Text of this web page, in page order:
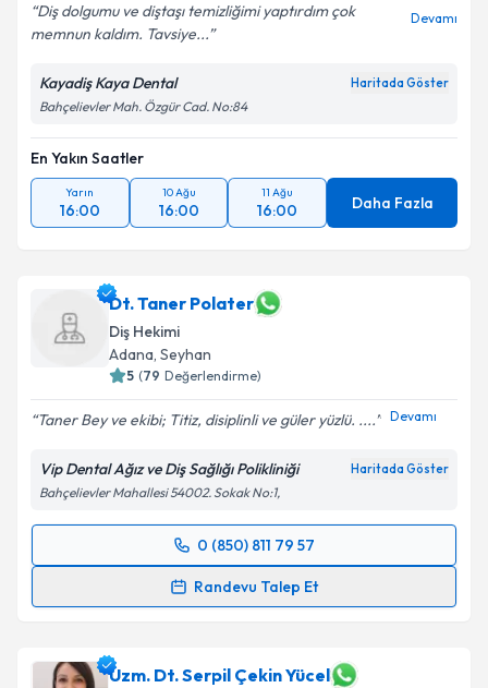
Kişisel verilerimin işlenmesine ilişkin
kapsamda işlenmesini kabul ediyorum.
Diş dolgumu ve diştaşı temizliğimi yaptırdım çok
memnun kaldım. Tavsiye...
Devamı
Kayadiş Kaya Dental Haritada Göster
Bahçelievler Mah. Özgür Cad. No:84
En Yakın Saatler
Yarın
16:00
10 Ağu
16:00
11 Ağu
16:00 Daha Fazla
Dt. Taner Polater
Diş Hekimi
Adana, Seyhan
5 (79 Değerlendirme)
Taner Bey ve ekibi; Titiz, disiplinli ve güler yüzlü. .... Devamı
Vip Dental Ağız ve Diş Sağlığı Polikliniği Haritada Göster
Bahçelievler Mahallesi 54002. Sokak No:1,
0 (850) 811 79 57
Randevu Talep Et
Randevu Takvimi Talebi
takvim hazırlandığında e-posta ile bilgilendireceğiz.
Uzm. Dt. Serpil Çekin Yücel